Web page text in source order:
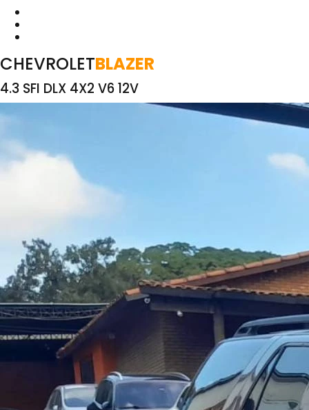
CHEVROLETBLAZER
4.3 SFI DLX 4X2 V6 12V